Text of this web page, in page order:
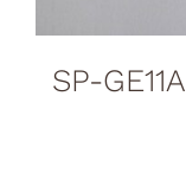
SP-GE11A